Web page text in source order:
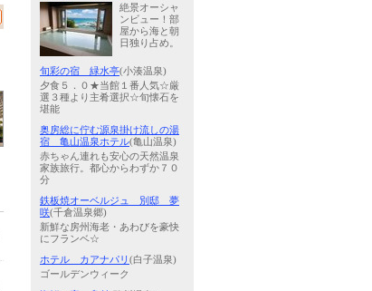
絶景オーシャ
ンビュー！部
屋から海と朝
日独り占め。
旬彩の宿 緑水亭(小湊温泉)
夕食５．０★当館１番人気☆厳
選３種より主肴選択☆旬懐石を
堪能
奥房総に佇む源泉掛け流しの湯
宿 亀山温泉ホテル(亀山温泉)
赤ちゃん連れも安心の天然温泉
家族旅行。都心からわずか７０
分
鉄板焼オーベルジュ 別邸 夢
咲(千倉温泉郷)
新鮮な房州海老・あわびを豪快
にフランベ☆
ホテル カアナパリ (白子温泉)
ゴールデンウィーク